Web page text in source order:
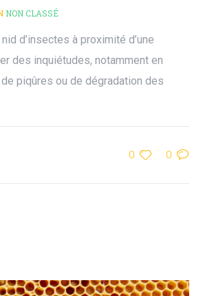
NON CLASSÉ
d’insectes à proximité d’une
des inquiétudes, notamment en
piqûres ou de dégradation des
0 0